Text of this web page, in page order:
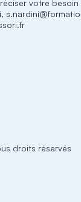
votre besoin
droits réservés